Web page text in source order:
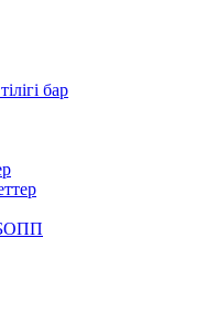
бар